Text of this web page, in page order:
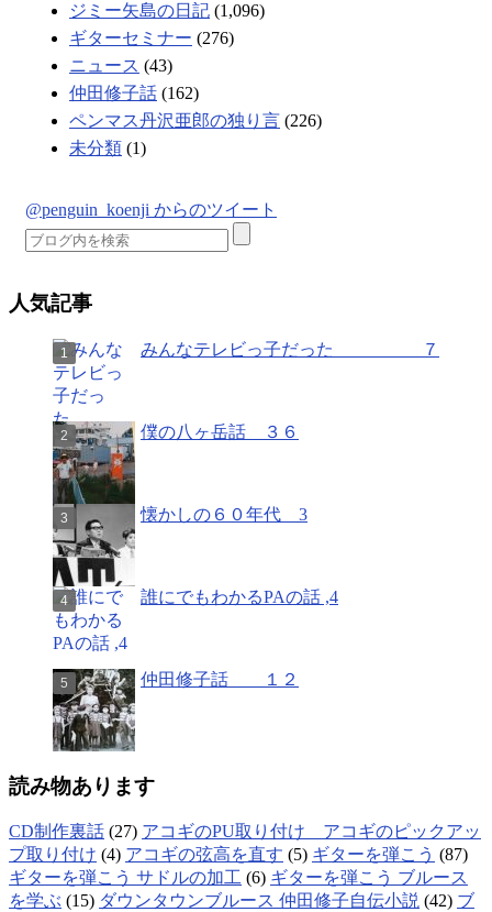
ジミー矢島の日記 (1,096)
ギターセミナー (276)
ニュース (43)
仲田修子話 (162)
ペンマス丹沢亜郎の独り言 (226)
未分類 (1)
@penguin_koenji からのツイート
人気記事
みんなテレビっ子だった ７
僕の八ヶ岳話 ３６
懐かしの６０年代 3
誰にでもわかるPAの話 ,4
仲田修子話 １２
読み物あります
CD制作裏話 (27) アコギのPU取り付け アコギのピックアッ
プ取り付け (4) アコギの弦高を直す (5) ギターを弾こう (87)
ギターを弾こう サドルの加工 (6) ギターを弾こう ブルース
を学ぶ (15) ダウンタウンブルース 仲田修子自伝小説 (42) ブ